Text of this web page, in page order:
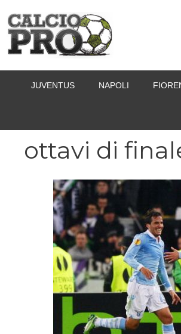
contenuto
JUVENTUS NAPOLI
ottavi di